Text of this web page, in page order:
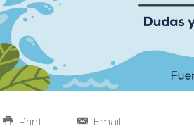
Print Email